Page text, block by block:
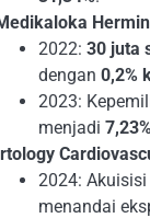
2022: 30 juta
dengan 0,2%
2023:
menjadi
2024:
menandai